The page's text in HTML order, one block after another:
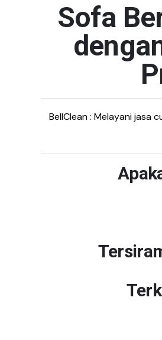
Sofa
BellClean : Melayani jasa